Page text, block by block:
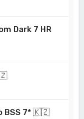
Dark 7 HR
BSS 7* 🇰🇿